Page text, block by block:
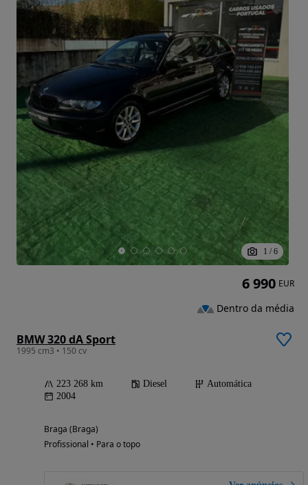
1 / 6
BMW 320 dA Sport
1995 cm3 • 150 cv
223 268 km Diesel
Automática
2004
Braga (Braga)
Profissional • Para o topo
6 990 EUR
Dentro da média